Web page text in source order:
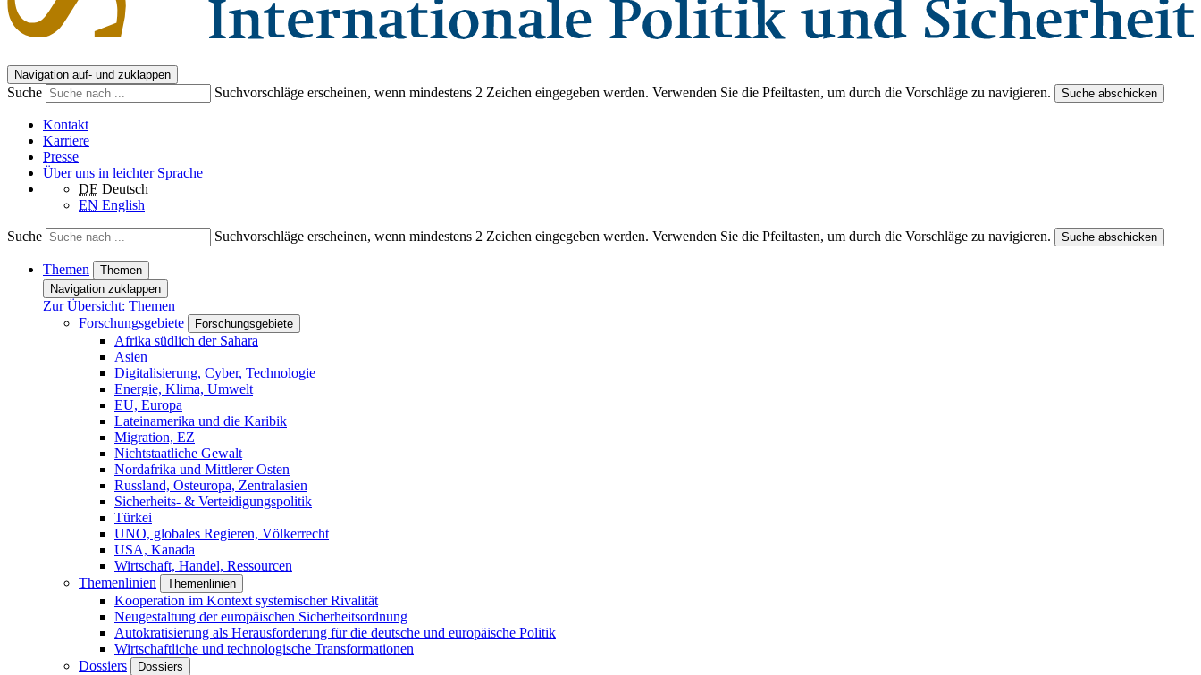
Navigation auf- und zuklappen
Suche Suchvorschläge erscheinen, wenn mindestens 2 Zeichen eingegeben werden. Verwenden Sie die Pfeiltasten, um durch die Vorschläge zu navigieren. Suche abschicken
Kontakt
Karriere
Presse
Über uns in leichter Sprache
DE Deutsch
EN English
Suche Suchvorschläge erscheinen, wenn mindestens 2 Zeichen eingegeben werden. Verwenden Sie die Pfeiltasten, um durch die Vorschläge zu navigieren. Suche abschicken
Themen
Themen
Navigation zuklappen
Zur Übersicht: Themen
Forschungsgebiete
Forschungsgebiete
Afrika südlich der Sahara
Asien
Digitalisierung, Cyber, Technologie
Energie, Klima, Umwelt
EU, Europa
Lateinamerika und die Karibik
Migration, EZ
Nichtstaatliche Gewalt
Nordafrika und Mittlerer Osten
Russland, Osteuropa, Zentralasien
Sicherheits- & Verteidigungspolitik
Türkei
UNO, globales Regieren, Völkerrecht
USA, Kanada
Wirtschaft, Handel, Ressourcen
Themenlinien
Themenlinien
Kooperation im Kontext systemischer Rivalität
Neugestaltung der europäischen Sicherheitsordnung
Autokratisierung als Herausforderung für die deutsche und europäische Politik
Wirtschaftliche und technologische Transformationen
Dossiers
Dossiers